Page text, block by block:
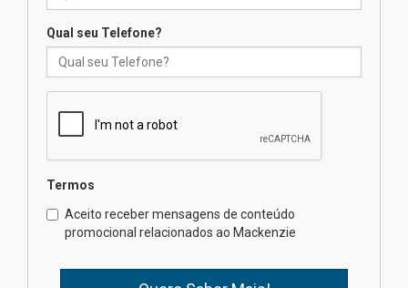
Professora do Mackenzie é
finalista do Prêmio Jabuti com
04.08.2026
internacionais
03.08.2026
Qual seu Telefone?
Termos
Aceito receber mensagens de conteúdo
promocional relacionados ao Mackenzie